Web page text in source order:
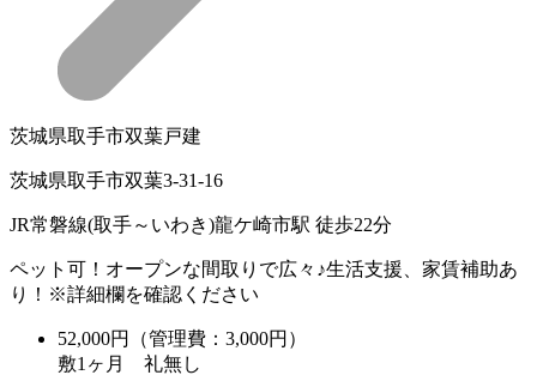
茨城県取手市双葉戸建
茨城県取手市双葉3-31-16
JR常磐線(取手～いわき)龍ケ崎市駅 徒歩22分
ペット可！オープンな間取りで広々♪生活支援、家賃補助あ
り！※詳細欄を確認ください
52,000円（管理費：3,000円）
敷1ヶ月 礼無し